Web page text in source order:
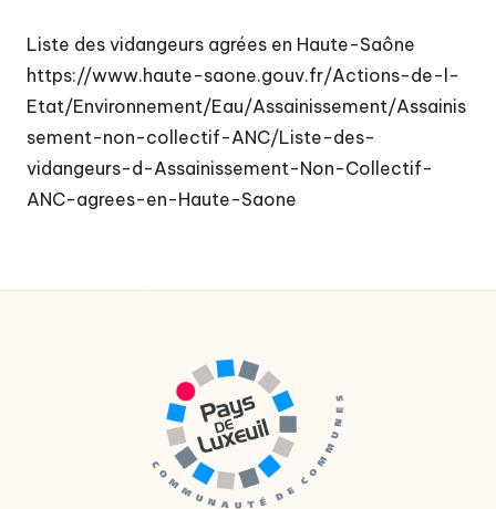
m
m
u
n
e
d
Liste des vidangeurs agrées en Haute-Saône
https://www.haute-saone.gouv.fr/Actions-de-l-
Etat/Environnement/Eau/Assainissement/Assainis
sement-non-collectif-ANC/Liste-des-
vidangeurs-d-Assainissement-Non-Collectif-
ANC-agrees-en-Haute-Saone